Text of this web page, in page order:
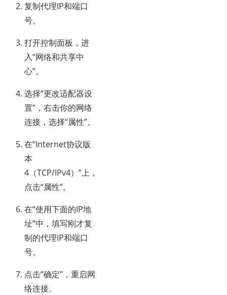
复制代理IP和端口
号。
打开控制面板，进
入“网络和共享中
心”。
选择“更改适配器设
置”，右击你的网络
连接，选择“属性”。
在“Internet协议版
本
4（TCP/IPv4）”上，
点击“属性”。
在“使用下面的IP地
址”中，填写刚才复
制的代理IP和端口
号。
点击“确定”，重启网
络连接。